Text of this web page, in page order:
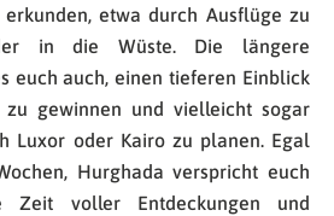
etwa durch Ausflüge zu
in die Wüste. Die längere
euch auch, einen tieferen Einblick
gewinnen und vielleicht sogar
Luxor oder Kairo zu planen. Egal
Hurghada verspricht euch
Zeit voller Entdeckungen und